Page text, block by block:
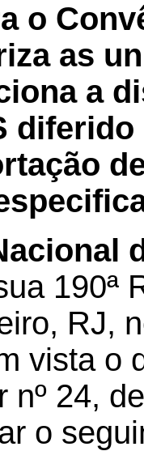
o
as
a
190ª
RJ,
vista o
nº 24,
o